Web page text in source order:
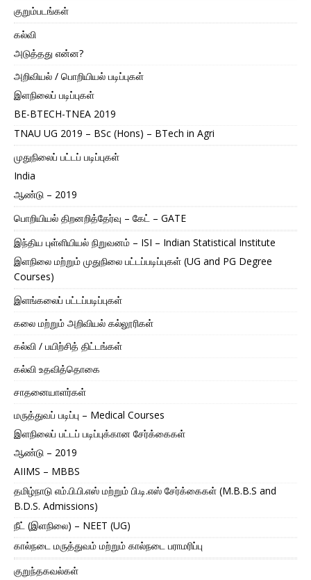
குறும்படங்கள்
கல்வி
அடுத்தது என்ன?
அறிவியல் / பொறியியல் படிப்புகள்
இளநிலைப் படிப்புகள்
BE-BTECH-TNEA 2019
TNAU UG 2019 – BSc (Hons) – BTech in Agri
முதுநிலைப் பட்டப் படிப்புகள்
India
ஆண்டு – 2019
பொறியியல் திறனறித்தேர்வு – கேட் – GATE
இந்திய புள்ளியியல் நிறுவனம் – ISI – Indian Statistical Institute
இளநிலை மற்றும் முதுநிலை பட்டப்படிப்புகள் (UG and PG Degree
Courses)
இளங்கலைப் பட்டப்படிப்புகள்
கலை மற்றும் அறிவியல் கல்லூரிகள்
கல்வி / பயிற்சித் திட்டங்கள்
கல்வி உதவித்தொகை
சாதனையாளர்கள்
மருத்துவப் படிப்பு – Medical Courses
இளநிலைப் பட்டப் படிப்புக்கான சேர்க்கைகள்
ஆண்டு – 2019
AIIMS – MBBS
தமிழ்நாடு எம்.பி.பி.எஸ் மற்றும் பி.டி.எஸ் சேர்க்கைகள் (M.B.B.S and
B.D.S. Admissions)
நீட் (இளநிலை) – NEET (UG)
கால்நடை மருத்துவம் மற்றும் கால்நடை பராமரிப்பு
குறுந்தகவல்கள்